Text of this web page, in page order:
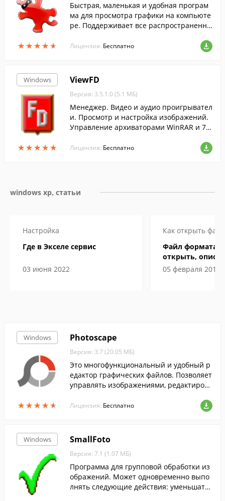
★★★★★
★★★★★
Быстрая, маленькая и удобная програм
ма для просмотра графики на компьюте
ре. Поддерживает все распространенны
Лицензия: Бесплатно
Windows
★★★★★
★★★★★
ViewFD
Версия: 3.5.1.0 (5.1 МБ)
Менеджер. Видео и аудио проигрывател
и. Просмотр и настройка изображений.
Управление архиваторами WinRAR и 7-Z
Лицензия: Бесплатно
windows xp, статьи
Настройка
Где в Экселе сервис
03 июня 2022
Как открыть файл
Файл формата
открыть,
особенности
05 февраля 2019
Windows
★★★★★
★★★★★
Photoscape
Версия: 3.7 (20.05 МБ)
Это многофункциональный и удобный р
едактор графических файлов. Позволяет
управлять изображениями, редактирова
Лицензия: Бесплатно
Windows SmallFoto
Версия: 7.1 (1.07 МБ)
Программа для групповой обработки из
ображений. Может одновременно выпо
лнять следующие действия: уменьшать